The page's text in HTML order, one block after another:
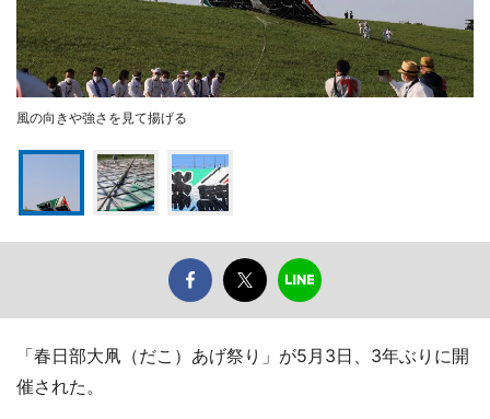
風の向きや強さを見て揚げる
「春日部大凧（だこ）あげ祭り」が5月3日、3年ぶりに開
催された。